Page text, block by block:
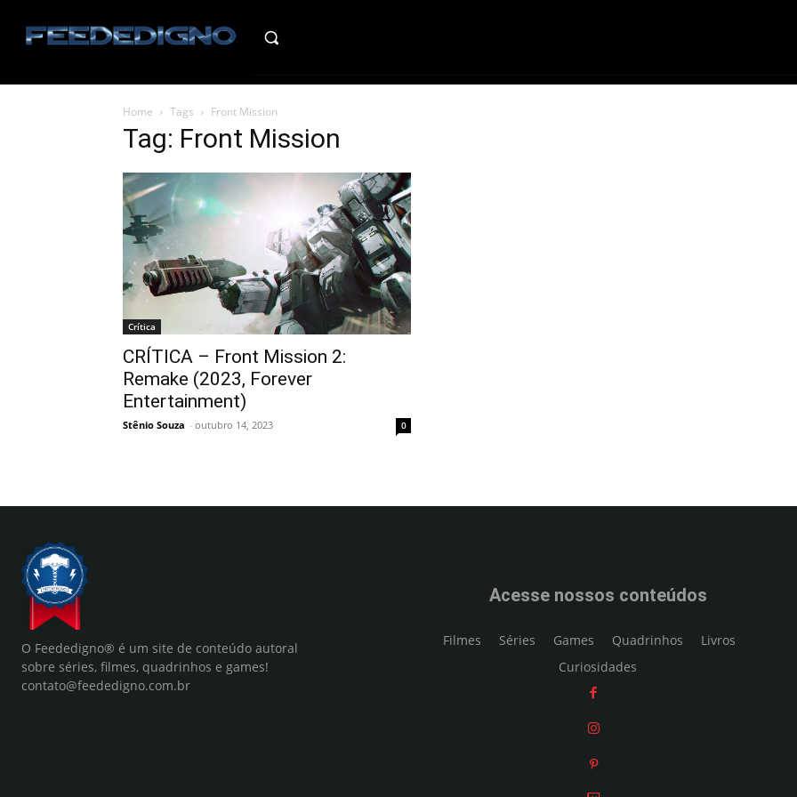
Home Tags Front Mission
Tag: Front Mission
Crítica
CRÍTICA – Front Mission 2:
Remake (2023, Forever
Entertainment)
Stênio Souza - outubro 14, 2023 0
O Feededigno® é um site de conteúdo autoral
sobre séries, filmes, quadrinhos e games!
contato@feededigno.com.br
Acesse nossos conteúdos
Filmes Séries Games Quadrinhos
Livros
Curiosidades